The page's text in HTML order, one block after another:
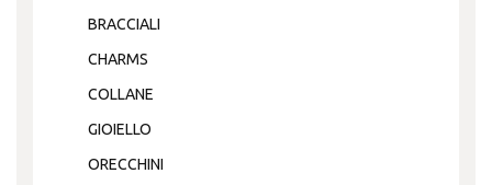
BRACCIALI
CHARMS
COLLANE
GIOIELLO
ORECCHINI